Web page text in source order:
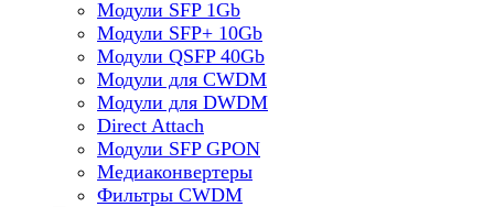
Модули SFP 1Gb
Модули SFP+ 10Gb
Модули QSFP 40Gb
Модули для CWDM
Модули для DWDM
Direct Attach
Модули SFP GPON
Медиаконвертеры
Фильтры CWDM